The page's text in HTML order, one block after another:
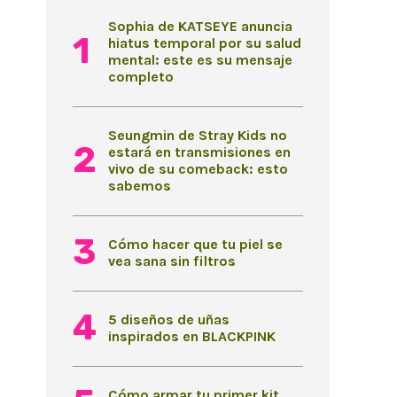
Sophia de KATSEYE anuncia
hiatus temporal por su salud
mental: este es su mensaje
completo
Seungmin de Stray Kids no
estará en transmisiones en
vivo de su comeback: esto
sabemos
Cómo hacer que tu piel se
vea sana sin filtros
5 diseños de uñas
inspirados en BLACKPINK